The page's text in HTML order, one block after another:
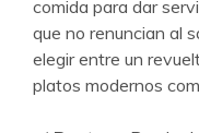
comida para dar
que no renuncian al
elegir entre un
platos modernos